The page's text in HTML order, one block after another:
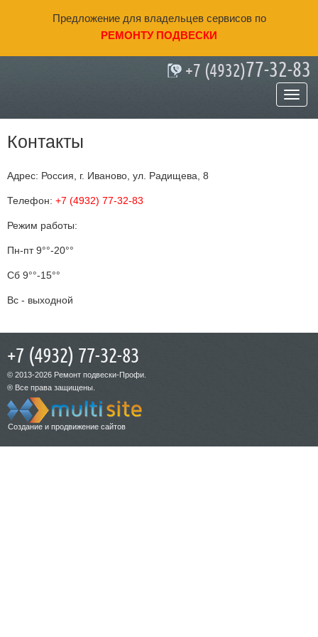
Предложение для владельцев сервисов по
РЕМОНТУ ПОДВЕСКИ
+7 (4932)77-32-83
Контакты
Адрес: Россия, г. Иваново, ул. Радищева, 8
Телефон: +7 (4932) 77-32-83
Режим работы:
Пн-пт 9°°-20°°
Сб 9°°-15°°
Вс - выходной
© 2013-2026 Ремонт подвески-Профи.
® Все права защищены.
+7 (4932) 77-32-83
Создание и продвижение сайтов